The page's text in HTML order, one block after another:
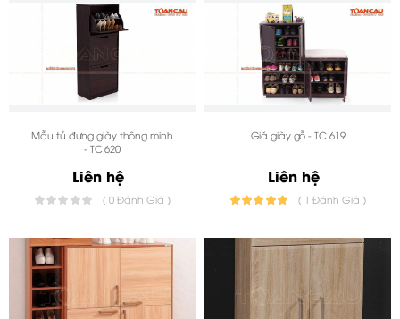
Mẫu tủ đựng giày thông minh
- TC 620
Liên hệ
( 0 Đánh Giá )
Giá giày gỗ - TC 619
Liên hệ
( 1 Đánh Giá )